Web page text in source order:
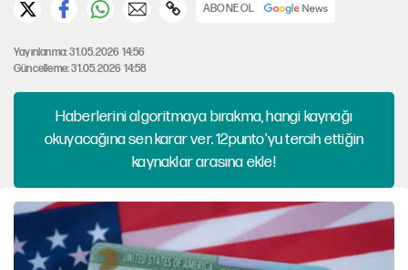
ABONE OL
Yayınlanma: 31.05.2026 14:56
Güncelleme: 31.05.2026 14:58
Haberlerini algoritmaya bırakma, hangi kaynağı
okuyacağına sen karar ver. 12punto'yu tercih ettiğin
kaynaklar arasına ekle!